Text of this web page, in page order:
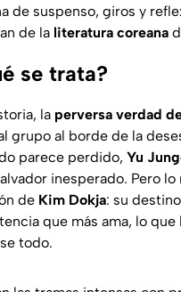
de suspenso, giros y
de la literatura coreana
se trata?
la perversa verdad
grupo al borde de la
parece perdido, Yu
inesperado. Pero
de Kim Dokja: su
que más ama, lo que
todo.